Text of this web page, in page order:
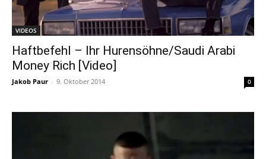
VIDEOS
Haftbefehl – Ihr Hurensöhne/Saudi Arabi
Money Rich [Video]
Jakob Paur - 9. Oktober 2014 0